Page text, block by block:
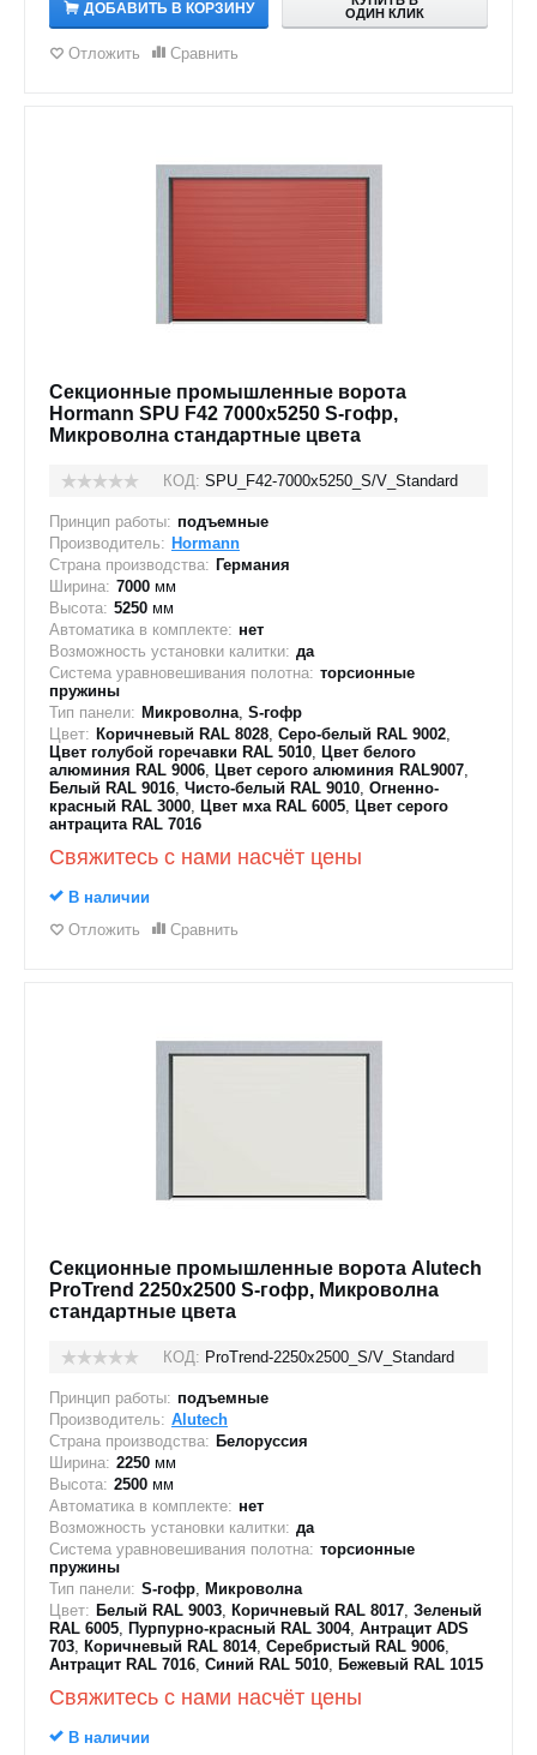
ДОБАВИТЬ В КОРЗИНУ
ОДИН КЛИК
Отложить Сравнить
Секционные промышленные ворота
Hormann SPU F42 7000х5250 S-гофр,
Микроволна стандартные цвета
КОД: SPU_F42-7000х5250_S/V_Standard
Принцип работы: подъемные
Производитель: Hormann
Страна производства: Германия
Ширина: 7000 мм
Высота: 5250 мм
Автоматика в комплекте: нет
Возможность установки калитки: да
Система уравновешивания полотна: торсионные
пружины
Тип панели: Микроволна, S-гофр
Цвет: Коричневый RAL 8028, Серо-белый RAL 9002,
Цвет голубой горечавки RAL 5010, Цвет белого
алюминия RAL 9006, Цвет серого алюминия RAL9007,
Белый RAL 9016, Чисто-белый RAL 9010, Огненно-
красный RAL 3000, Цвет мха RAL 6005, Цвет серого
антрацита RAL 7016
Свяжитесь с нами насчёт цены
В наличии
Отложить
Сравнить
Секционные промышленные ворота Alutech
ProTrend 2250х2500 S-гофр, Микроволна
стандартные цвета
КОД: ProTrend-2250х2500_S/V_Standard
Принцип работы: подъемные
Производитель: Alutech
Страна производства: Белоруссия
Ширина: 2250 мм
Высота: 2500 мм
Автоматика в комплекте: нет
Возможность установки калитки: да
Система уравновешивания полотна: торсионные
пружины
Тип панели: S-гофр, Микроволна
Цвет: Белый RAL 9003, Коричневый RAL 8017, Зеленый
RAL 6005, Пурпурно-красный RAL 3004, Антрацит ADS
703, Коричневый RAL 8014, Серебристый RAL 9006,
Антрацит RAL 7016, Синий RAL 5010, Бежевый RAL 1015
Свяжитесь с нами насчёт цены
В наличии